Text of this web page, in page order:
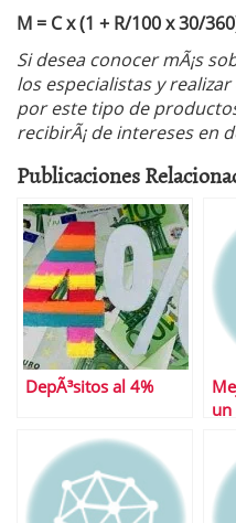
M = C x (1 + R/100 x 30/
Si desea conocer mÃ¡s
los especialistas y realizar
por este tipo de
recibirÃ¡ de intereses en
Publicaciones
DepÃ³sitos al 4%
un